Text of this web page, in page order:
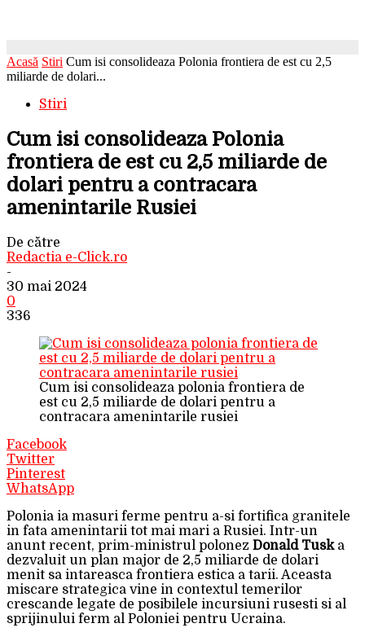
Acasă Stiri Cum isi consolideaza Polonia frontiera de est cu 2,5
miliarde de dolari...
Stiri
Cum isi consolideaza Polonia
frontiera de est cu 2,5 miliarde de
dolari pentru a contracara
amenintarile Rusiei
De către
Redactia e-Click.ro
-
30 mai 2024
0
336
Cum isi consolideaza polonia frontiera de
est cu 2,5 miliarde de dolari pentru a
contracara amenintarile rusiei
Facebook
Twitter
Pinterest
WhatsApp
Polonia ia masuri ferme pentru a-si fortifica granitele
in fata amenintarii tot mai mari a Rusiei. Intr-un
anunt recent, prim-ministrul polonez Donald Tuska
dezvaluit un plan major de 2,5 miliarde de dolari
menit sa intareasca frontiera estica a tarii. Aceasta
miscare strategica vine in contextul temerilor
crescande legate de posibilele incursiuni rusesti si al
sprijinului ferm al Poloniei pentru Ucraina.